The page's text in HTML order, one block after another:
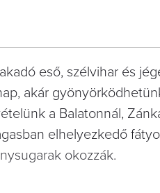
eső, szélvihar és
akár
a Balatonnál,
elhelyezkedő
okozzák.